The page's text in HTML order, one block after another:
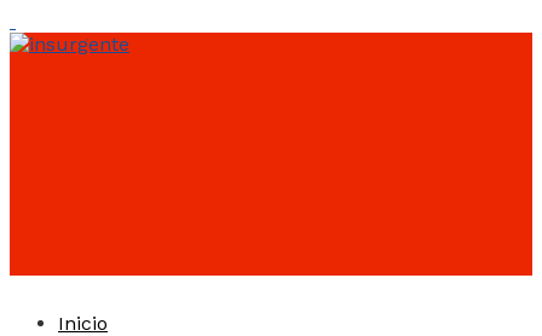
Inicio